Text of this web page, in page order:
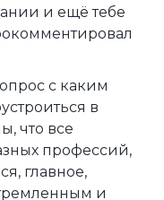
и ещё тебе
с каким
в
что все
профессий,
главное,
и